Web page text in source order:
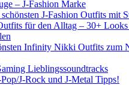
– J-Fashion Marke
J-Fashion Outfits mit
für den Alltag – 30+
Infinity Nikki Outfits zum
Lieblingssoundtracks
J-Rock und J-Metal Tipps!